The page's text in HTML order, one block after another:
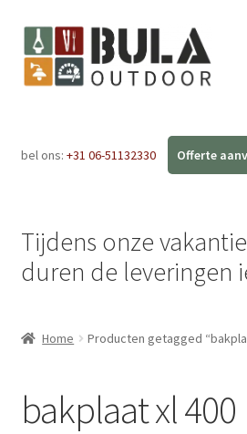
Webshop
FAQ
bel ons: +31 06-51132330
Tijdens onze
duren de leveringen
Home Producten getagged
bakplaat xl 400